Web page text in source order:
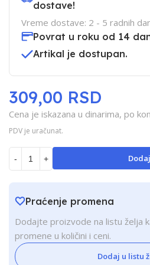
dostave!
Vreme dostave: 2 - 5 radnih
Povrat u roku od 14
Artikal je dostupan.
Cena je iskazana u dinarima, po
PDV je uračunat.
309,00 RSD
- +
Praćenje promena
Dodajte proizvode na listu želja
promene u količini i ceni.
Dodaj u listu